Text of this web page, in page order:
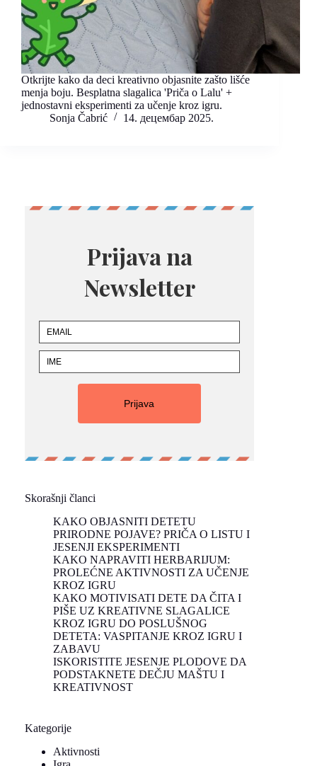
Otkrijte kako da deci kreativno objasnite zašto lišće
menja boju. Besplatna slagalica 'Priča o Lalu' +
jednostavni eksperimenti za učenje kroz igru.
Sonja Čabrić
14. децембар 2025.
Skorašnji članci
KAKO OBJASNITI DETETU
PRIRODNE POJAVE? PRIČA O LISTU I
JESENJI EKSPERIMENTI
KAKO NAPRAVITI HERBARIJUM:
PROLEĆNE AKTIVNOSTI ZA UČENJE
KROZ IGRU
KAKO MOTIVISATI DETE DA ČITA I
PIŠE UZ KREATIVNE SLAGALICE
KROZ IGRU DO POSLUŠNOG
DETETA: VASPITANJE KROZ IGRU I
ZABAVU
ISKORISTITE JESENJE PLODOVE DA
PODSTAKNETE DEČJU MAŠTU I
KREATIVNOST
Kategorije
Aktivnosti